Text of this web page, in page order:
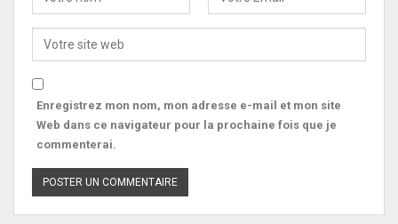
Enregistrez mon nom, mon adresse e-mail et mon site
Web dans ce navigateur pour la prochaine fois que je
commenterai.